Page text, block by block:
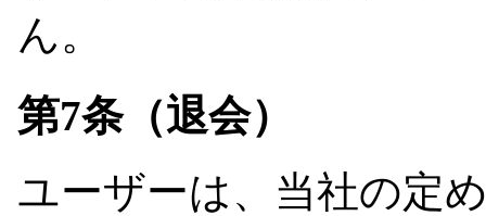
ん。
第7条（退会）
ユーザーは、当社の定